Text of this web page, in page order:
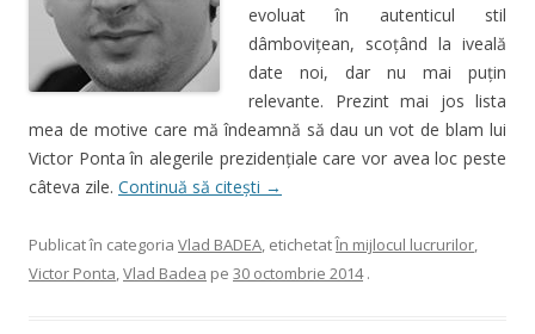
evoluat în autenticul stil
dâmboviţean, scoţând la iveală
date noi, dar nu mai puţin
relevante. Prezint mai jos lista
mea de motive care mă îndeamnă să dau un vot de blam lui
Victor Ponta în alegerile prezidenţiale care vor avea loc peste
câteva zile. Continuă să citești →
Publicat în categoria Vlad BADEA, etichetatÎn mijlocul lucrurilor,
Victor Ponta,Vlad Badea pe 30 octombrie 2014 .